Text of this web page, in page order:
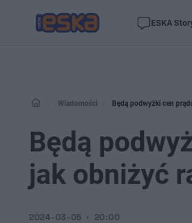
ESKA
Wiadomości Będą podwyżki cen
Będą
jak obniżyć
2024-03-05 20:00